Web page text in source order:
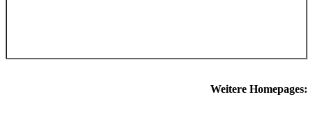
Weitere Homepages: